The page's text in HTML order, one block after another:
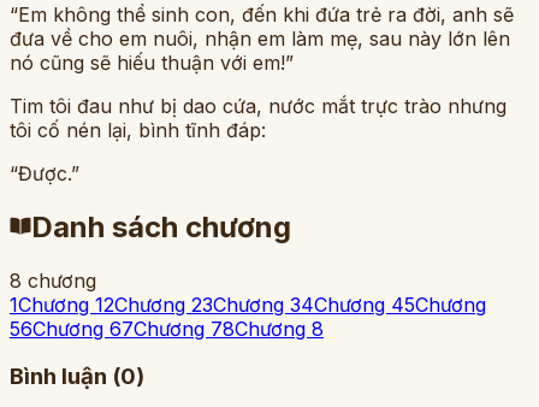
“Em không thể sinh con, đến khi đứa trẻ ra đời, anh sẽ
đưa về cho em nuôi, nhận em làm mẹ, sau này lớn lên
nó cũng sẽ hiếu thuận với em!”
Tim tôi đau như bị dao cứa, nước mắt trực trào nhưng
tôi cố nén lại, bình tĩnh đáp:
“Được.”
Danh sách chương
8 chương
1Chương 12Chương 23Chương 34Chương 45Chương
56Chương 67Chương 78Chương 8
Bình luận (0)